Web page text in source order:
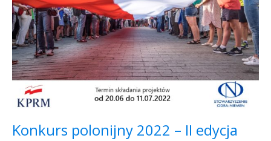
Konkurs polonijny 2022 – II edycja